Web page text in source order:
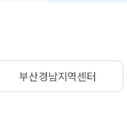
부산경남지역센터